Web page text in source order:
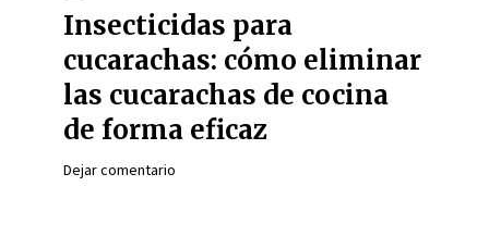
Insecticidas para
cucarachas: cómo eliminar
las cucarachas de cocina
de forma eficaz
Dejar comentario